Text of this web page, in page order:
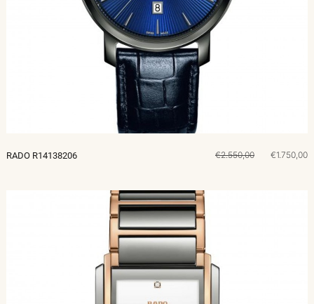
RADO R14138206 €2.550,00 €1.750,00